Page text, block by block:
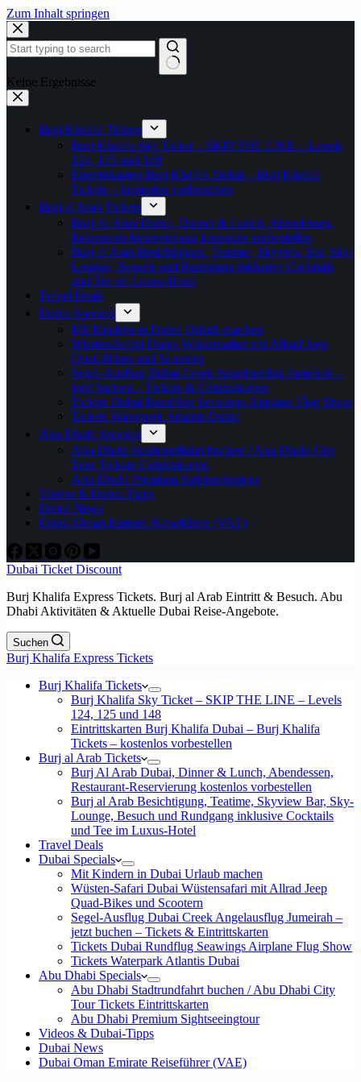
Zum Inhalt springen
Keine Ergebnisse
Burj Khalifa Tickets
Burj Khalifa Sky Ticket – SKIP THE LINE – Levels
124, 125 und 148
Eintrittskarten Burj Khalifa Dubai – Burj Khalifa
Tickets – kostenlos vorbestellen
Burj al Arab Tickets
Burj Al Arab Dubai, Dinner & Lunch, Abendessen,
Restaurant-Reservierung kostenlos vorbestellen
Burj al Arab Besichtigung, Teatime, Skyview Bar, Sky-
Lounge, Besuch und Rundgang inklusive Cocktails
und Tee im Luxus-Hotel
Travel Deals
Dubai Specials
Mit Kindern in Dubai Urlaub machen
Wüsten-Safari Dubai Wüstensafari mit Allrad Jeep
Quad-Bikes und Scootern
Segel-Ausflug Dubai Creek Angelausflug Jumeirah –
jetzt buchen – Tickets & Eintrittskarten
Tickets Dubai Rundflug Seawings Airplane Flug Show
Tickets Waterpark Atlantis Dubai
Abu Dhabi Specials
Abu Dhabi Stadtrundfahrt buchen / Abu Dhabi City
Tour Tickets Eintrittskarten
Abu Dhabi Premium Sightseeingtour
Videos & Dubai-Tipps
Dubai News
Dubai Oman Emirate Reiseführer (VAE)
Dubai Ticket Discount
Burj Khalifa Express Tickets. Burj al Arab Eintritt & Besuch. Abu
Dhabi Aktivitäten & Aktuelle Dubai Reise-Angebote.
Suchen
Burj Khalifa Express Tickets
Burj Khalifa Tickets
Burj Khalifa Sky Ticket – SKIP THE LINE – Levels
124, 125 und 148
Eintrittskarten Burj Khalifa Dubai – Burj Khalifa
Tickets – kostenlos vorbestellen
Burj al Arab Tickets
Burj Al Arab Dubai, Dinner & Lunch, Abendessen,
Restaurant-Reservierung kostenlos vorbestellen
Burj al Arab Besichtigung, Teatime, Skyview Bar, Sky-
Lounge, Besuch und Rundgang inklusive Cocktails
und Tee im Luxus-Hotel
Travel Deals
Dubai Specials
Mit Kindern in Dubai Urlaub machen
Wüsten-Safari Dubai Wüstensafari mit Allrad Jeep
Quad-Bikes und Scootern
Segel-Ausflug Dubai Creek Angelausflug Jumeirah –
jetzt buchen – Tickets & Eintrittskarten
Tickets Dubai Rundflug Seawings Airplane Flug Show
Tickets Waterpark Atlantis Dubai
Abu Dhabi Specials
Abu Dhabi Stadtrundfahrt buchen / Abu Dhabi City
Tour Tickets Eintrittskarten
Abu Dhabi Premium Sightseeingtour
Videos & Dubai-Tipps
Dubai News
Dubai Oman Emirate Reiseführer (VAE)